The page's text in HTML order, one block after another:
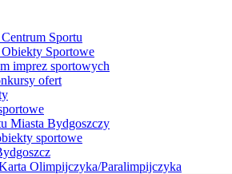
Sportu
Sportowe
imprez sportowych
ofert
Miasta Bydgoszczy
sportowe
Olimpijczyka/Paralimpijczyka